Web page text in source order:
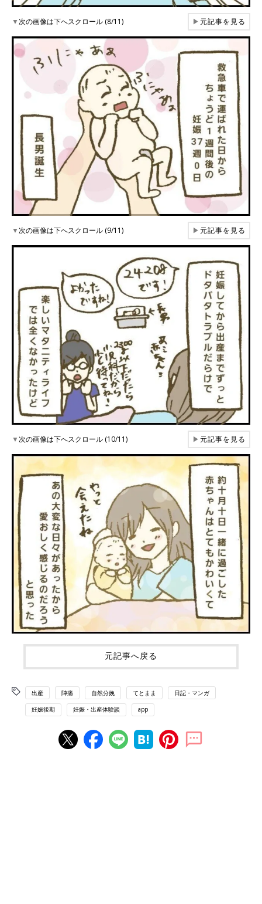
▼次の画像は下へスクロール (8/11) ▶元記事を見る
▼次の画像は下へスクロール (9/11) ▶元記事を見る
▼次の画像は下へスクロール (10/11) ▶元記事を見る
元記事へ戻る
出産 陣痛 自然分娩 てとまま 日記・マンガ
妊娠後期 妊娠・出産体験談 app